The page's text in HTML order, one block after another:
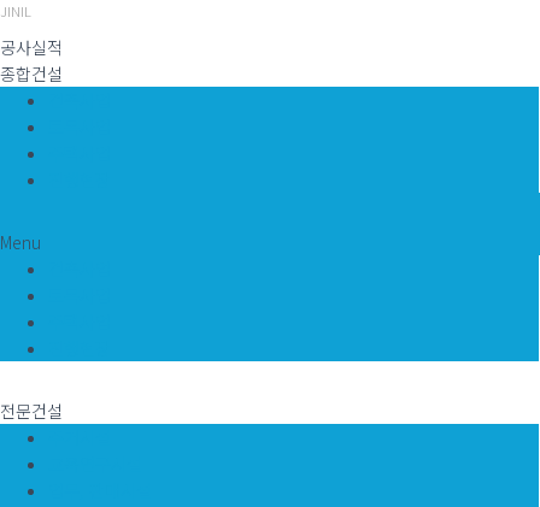
JINIL
공사실적
종합건설
Menu
전문건설